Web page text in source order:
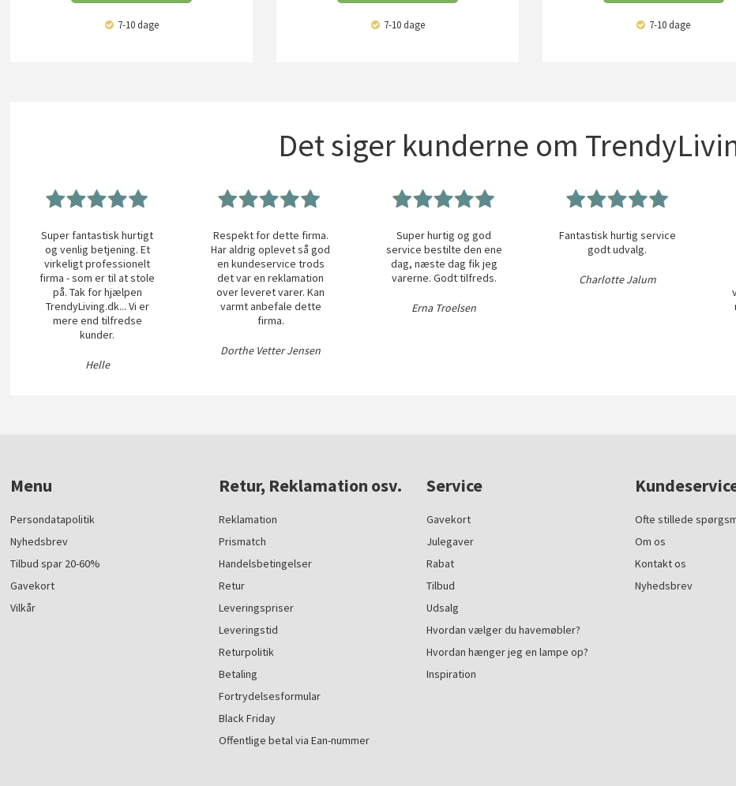
7-10 dage 7-10 dage 7-10 dage
Det siger kunderne om
Super fantastisk hurtigt
og venlig betjening. Et
virkeligt professionelt
firma - som er til at stole
på. Tak for hjælpen
TrendyLiving.dk... Vi er
mere end tilfredse
kunder.
Helle
Respekt for dette firma.
Har aldrig oplevet så god
en kundeservice trods
det var en reklamation
over leveret varer. Kan
varmt anbefale dette
firma.
Dorthe Vetter Jensen
Super hurtig og god
service bestilte den ene
dag, næste dag fik jeg
varerne. Godt tilfreds.
Erna Troelsen
Fantastisk hurtig service
godt udvalg.
Charlotte Jalum
Menu
Persondatapolitik
Nyhedsbrev
Tilbud spar 20-60%
Gavekort
Vilkår
Retur, Reklamation osv.
Reklamation
Prismatch
Handelsbetingelser
Retur
Leveringspriser
Leveringstid
Returpolitik
Betaling
Fortrydelsesformular
Black Friday
Offentlige betal via Ean-nummer
Service
Gavekort
Julegaver
Rabat
Tilbud
Udsalg
Hvordan vælger du havemøbler?
Hvordan hænger jeg en lampe op?
Inspiration
Ofte stillede
Om os
Kontakt os
Nyhedsbrev